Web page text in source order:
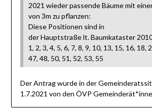
2021 wieder passende Bäume mit
von 3m zu pflanzen:
Diese Positionen sind in
der Hauptstraße lt. Baumkataster
1, 2, 3, 4, 5, 6, 7, 8, 9, 10, 13, 15, 16, 18,
47, 48, 50, 51, 52, 53, 55
Der Antrag wurde in der
1.7.2021 von den ÖVP